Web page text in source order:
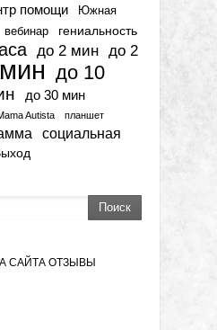
помощи
Южная
вебинар гениальность
до 2 мин
до 2
до 10
до 30 мин
Autista
планшет
социальная
Поиск
САЙТА ОТЗЫВЫ